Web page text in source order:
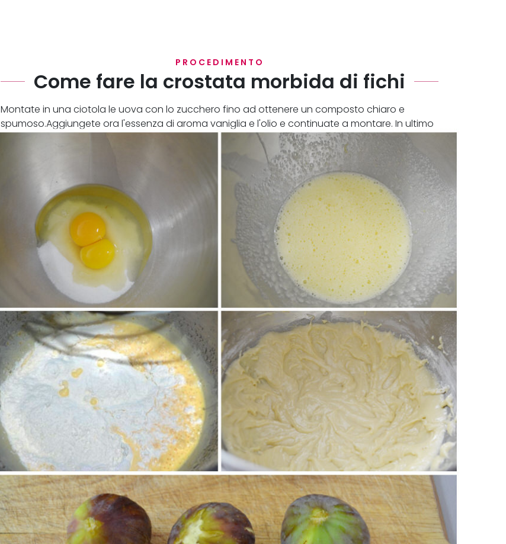
PROCEDIMENTO
Come fare la crostata morbida di fichi
Montate in una ciotola le uova con lo zucchero fino ad ottenere un composto chiaro e
spumoso.Aggiungete ora l'essenza di aroma vaniglia e l'olio e continuate a montare. In ultimo
unite il lievito e la farina e lavorate fino ad ottenere un composto liscio ed omogeneo.
Sbucciate e tagliate i fichi in quattro parti.